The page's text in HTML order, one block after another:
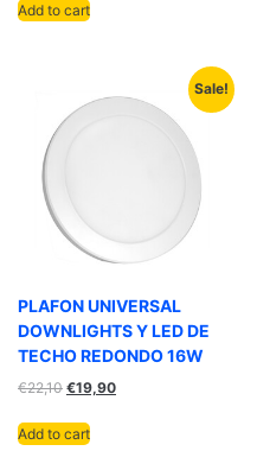
Add to cart
Sale!
PLAFON UNIVERSAL
DOWNLIGHTS Y LED DE
TECHO REDONDO 16W
€22,10 €19,90
Add to cart